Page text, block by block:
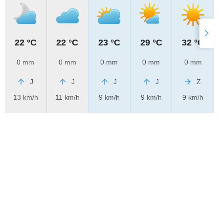
22 °C
0 mm
J
13 km/h
22 °C
0 mm
J
11 km/h
23 °C
0 mm
J
9 km/h
29 °C
0 mm
J
9 km/h
32 °C
0 mm
Z
9 km/h